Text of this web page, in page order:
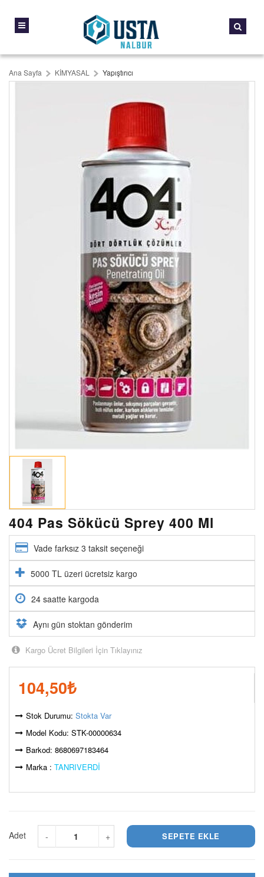
Ana Sayfa KİMYASAL Yapıştırıcı
404 Pas Sökücü Sprey 400 Ml
Vade farksız 3 taksit seçeneği
5000 TL üzeri ücretsiz kargo
24 saatte kargoda
Aynı gün stoktan gönderim
Kargo Ücret Bilgileri İçin Tıklayınız
104,50₺
Stok Durumu: Stokta Var
Model Kodu: STK-00000634
Barkod: 8680697183464
Marka : TANRIVERDİ
Adet +
-